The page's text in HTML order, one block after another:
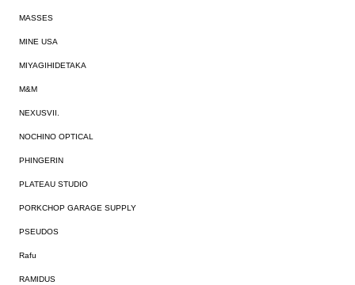
MASSES
MINE USA
MIYAGIHIDETAKA
M&M
NEXUSVII.
NOCHINO OPTICAL
PHINGERIN
PLATEAU STUDIO
PORKCHOP GARAGE SUPPLY
PSEUDOS
Rafu
RAMIDUS